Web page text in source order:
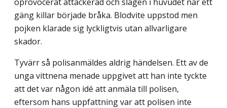
gäng killar började bråka. Blodvite uppstod men
pojken klarade sig lyckligtvis utan allvarligare
skador.
Tyvärr så polisanmäldes aldrig händelsen. Ett av de
unga vittnena menade uppgivet att han inte tyckte
att det var någon idé att anmäla till polisen,
eftersom hans uppfattning var att polisen inte